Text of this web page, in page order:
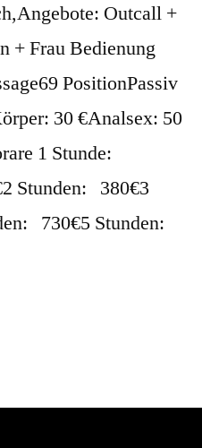
Outcall +
+ Frau Bedienung
PositionPassiv
30 €Analsex: 50
1 Stunde:
Stunden: 380€3
730€5 Stunden: